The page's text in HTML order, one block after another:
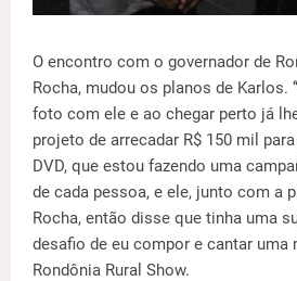
O encontro com o governador de
Rocha, mudou os planos de Karlos.
foto com ele e ao chegar perto já
projeto de arrecadar R$ 150 mil
DVD, que estou fazendo uma
de cada pessoa, e ele, junto com a
Rocha, então disse que tinha uma
desafio de eu compor e cantar uma
Rondônia Rural Show.